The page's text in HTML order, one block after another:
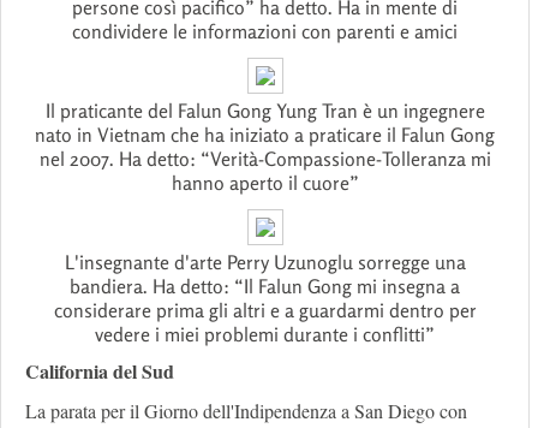
persone così pacifico” ha detto. Ha in mente di
condividere le informazioni con parenti e amici
Il praticante del Falun Gong Yung Tran è un ingegnere
nato in Vietnam che ha iniziato a praticare il Falun Gong
nel 2007. Ha detto: “Verità-Compassione-Tolleranza mi
hanno aperto il cuore”
L'insegnante d'arte Perry Uzunoglu sorregge una
bandiera. Ha detto: “Il Falun Gong mi insegna a
considerare prima gli altri e a guardarmi dentro per
vedere i miei problemi durante i conflitti”
California del Sud
La parata per il Giorno dell'Indipendenza a San Diego con